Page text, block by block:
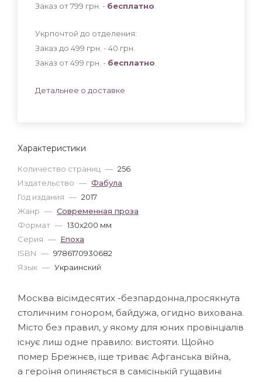
Характеристики
Количество страниц — 256
Издательство — Фабула
Год издания — 2017
Жанр — Современная проза
Формат — 130x200 мм
Серия — Епоха
ISBN — 9786170930682
Язык — Украинский
Заказ от 799 грн. - бесплатно
Укрпочтой до отделения:
Заказ до 499 грн. - 40 грн
Заказ от 499 грн. - бесплатно
Детальнее о доставке
Москва вісімдесятих -безпардонна,просякнута
столичним гонором, байдужа, огидно вихована.
Місто без правил, у якому для юних провінціалів
існує лиш одне правило: вистояти. Щойно
помер Брежнєв, іще триває Афганська війна,
а героїня опиняється в самісінькій гущавині